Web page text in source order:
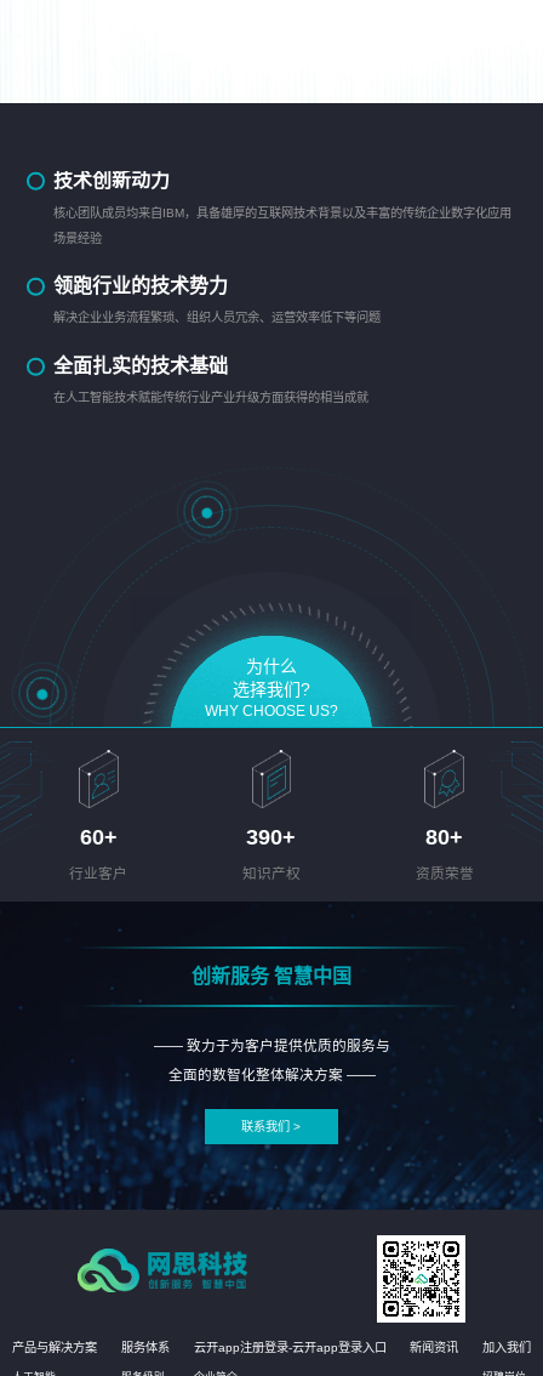
技术创新动力
核心团队成员均来自IBM，具备雄厚的互联网技术背景以及丰富的传统企业数字化应用
场景经验
领跑行业的技术势力
解决企业业务流程繁琐、组织人员冗余、运营效率低下等问题
全面扎实的技术基础
在人工智能技术赋能传统行业产业升级方面获得的相当成就
为什么
选择我们?
WHY CHOOSE US?
60+
行业客户
390+
知识产权
80+
资质荣誉
创新服务 智慧中国
—— 致力于为客户提供优质的服务与
全面的数智化整体解决方案 ——
联系我们 >
产品与解决方案 服务体系 云开app注册登录-云开app登录入口 新闻资讯 加入我们